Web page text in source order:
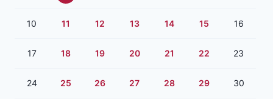
10 11 12 13 14 15 16
17 18 19 20 21 22 23
24 25 26 27 28 29 30